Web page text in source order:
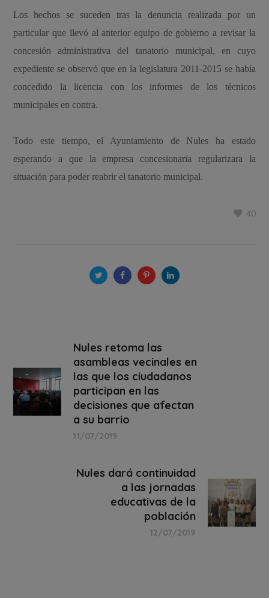
Los hechos se suceden tras la denuncia realizada por un
particular que llevó al anterior equipo de gobierno a revisar la
concesión administrativa del tanatorio municipal, en cuyo
expediente se observó que en la legislatura 2011-2015 se había
concedido la licencia con los informes de los técnicos
municipales en contra.
Todo este tiempo, el Ayuntamiento de Nules ha estado
esperando a que la empresa concesionaria regularizara la
situación para poder reabrir el tanatorio municipal.
40
Nules retoma las
asambleas vecinales en
las que los ciudadanos
participan en las
decisiones que afectan
a su barrio
11/07/2019
Nules dará continuidad
a las jornadas
educativas de la
población
12/07/2019